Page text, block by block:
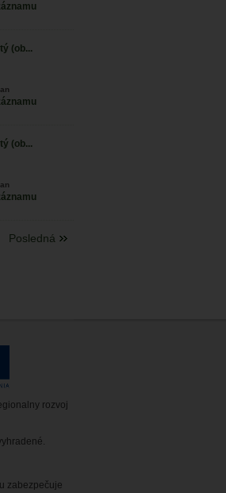
(ob...
(ob...
Posledná
rozvoj
zabezpečuje